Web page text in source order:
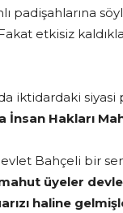
padişahlarına
etkisiz
iktidardaki siyasi
Hakları
Bahçeli bir
üyeler
haline